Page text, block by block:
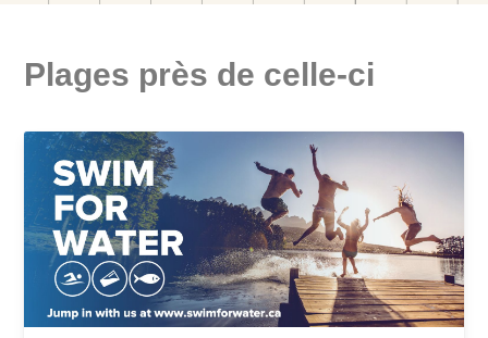
Plages près de celle-ci